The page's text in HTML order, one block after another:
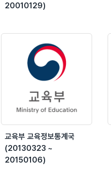
20010129)
교육부 교육정보통계국
(20130323 ~
20150106)